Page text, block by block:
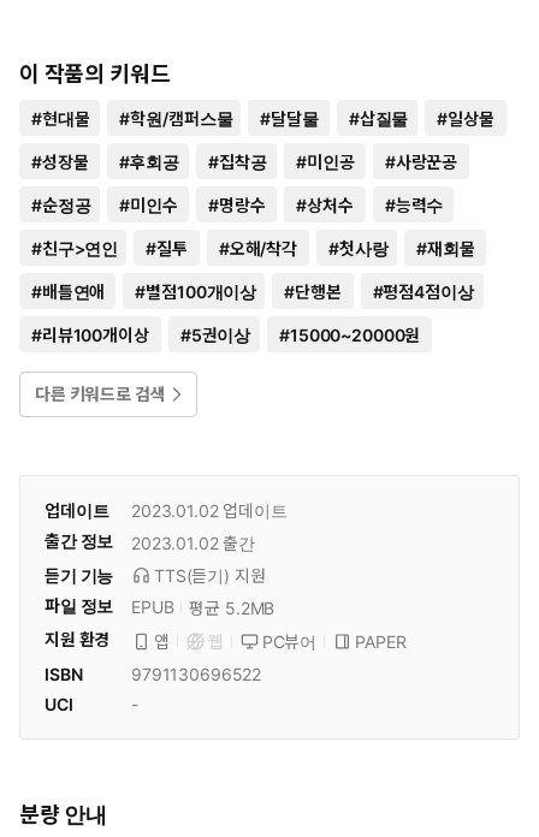
이 작품의 키워드
#현대물 #학원/캠퍼스물 #달달물 #삽질물 #일상물
#성장물 #후회공 #집착공 #미인공 #사랑꾼공
#순정공 #미인수 #명랑수 #상처수 #능력수
#친구>연인 #질투 #오해/착각 #첫사랑 #재회물
#배틀연애 #별점100개이상 #단행본 #평점4점이상
#리뷰100개이상 #5권이상 #15000~20000원
다른 키워드로 검색
업데이트 2023.01.02업데이트
출간 정보
2023.01.02 출간
듣기 기능
TTS(듣기) 지원
파일 정보
EPUB
평균 5.2MB
지원 환경
앱 웹 PC뷰어
PAPER
ISBN
9791130696522
UCI
-
분량 안내